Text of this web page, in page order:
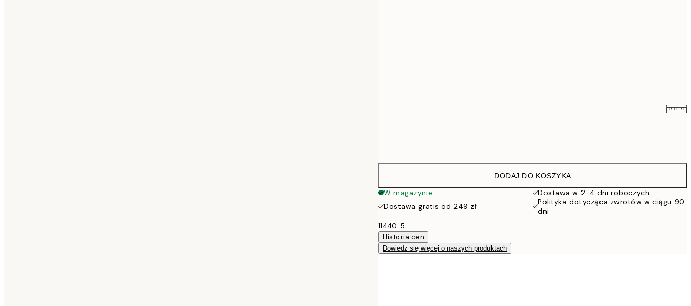
152 zł
DODAJ DO KOSZYKA
W magazynie
Dostawa w 2-4 dni roboczych
Dostawa gratis od 249 zł
Polityka dotycząca zwrotów w ciągu 90
dni
11440-5
Historia cen
Dowiedz się więcej o naszych produktach